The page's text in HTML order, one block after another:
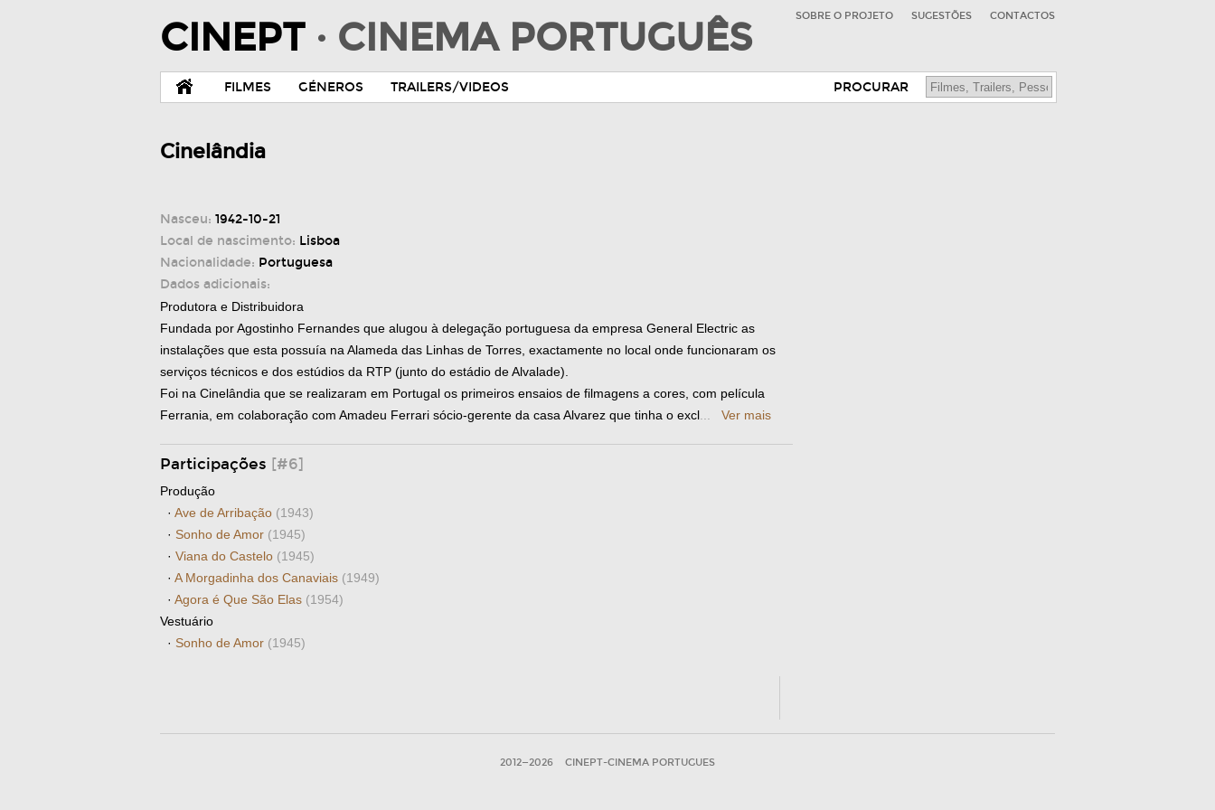
CINEPT · CINEMA PORTUGUÊS SOBRE O PROJETO SUGESTÕES CONTACTOS
FILMES GÉNEROS TRAILERS/VIDEOS PROCURAR
Cinelândia
Nasceu: 1942-10-21
Local de nascimento: Lisboa
Nacionalidade: Portuguesa
Dados adicionais:
Produtora e Distribuidora
Fundada por Agostinho Fernandes que alugou à delegação portuguesa da empresa General Electric as
instalações que esta possuía na Alameda das Linhas de Torres, exactamente no local onde funcionaram os
serviços técnicos e dos estúdios da RTP (junto do estádio de Alvalade).
Foi na Cinelândia que se realizaram em Portugal os primeiros ensaios de filmagens a cores, com película
Ferrania, em colaboração com Amadeu Ferrari sócio-gerente da casa Alvarez que tinha o excl
Ver mais
Participações [#6]
Produção
· Ave de Arribação (1943)
· Sonho de Amor (1945)
· Viana do Castelo (1945)
· A Morgadinha dos Canaviais (1949)
· Agora é Que São Elas (1954)
Vestuário
· Sonho de Amor (1945)
2012—2026 CINEPT-CINEMA PORTUGUES